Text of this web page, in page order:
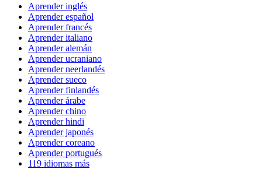
Aprender inglés
Aprender español
Aprender francés
Aprender italiano
Aprender alemán
Aprender ucraniano
Aprender neerlandés
Aprender sueco
Aprender finlandés
Aprender árabe
Aprender chino
Aprender hindi
Aprender japonés
Aprender coreano
Aprender portugués
119 idiomas más